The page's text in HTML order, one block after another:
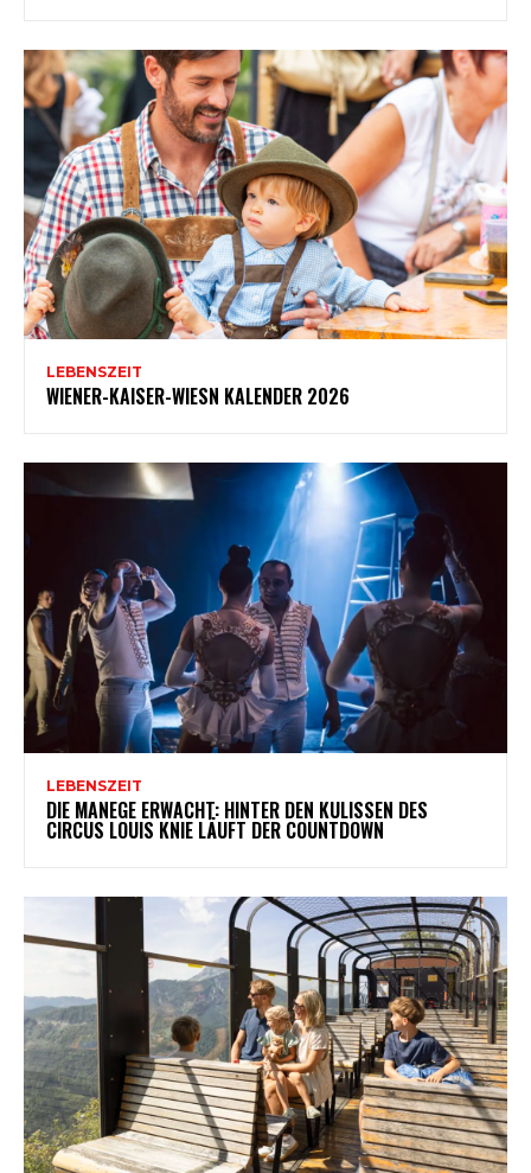
LEBENSZEIT
WIENER-KAISER-WIESN KALENDER 2026
LEBENSZEIT
DIE MANEGE ERWACHT: HINTER DEN KULISSEN DES
CIRCUS LOUIS KNIE LÄUFT DER COUNTDOWN